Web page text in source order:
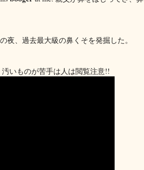
夜、過去最大級の鼻くそを発掘した。
いものが苦手は人は閲覧注意!!